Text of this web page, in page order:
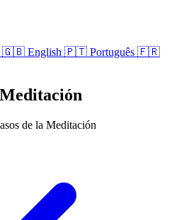
🇬🇧 English 🇵🇹 Português 🇫🇷
de la Meditación